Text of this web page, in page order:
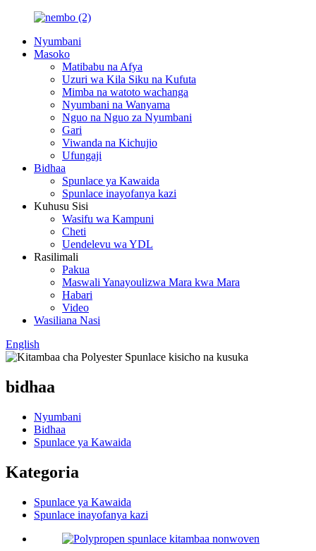
Nyumbani
Masoko
Matibabu na Afya
Uzuri wa Kila Siku na Kufuta
Mimba na watoto wachanga
Nyumbani na Wanyama
Nguo na Nguo za Nyumbani
Gari
Viwanda na Kichujio
Ufungaji
Bidhaa
Spunlace ya Kawaida
Spunlace inayofanya kazi
Kuhusu Sisi
Wasifu wa Kampuni
Cheti
Uendelevu wa YDL
Rasilimali
Pakua
Maswali Yanayoulizwa Mara kwa Mara
Habari
Video
Wasiliana Nasi
English
bidhaa
Nyumbani
Bidhaa
Spunlace ya Kawaida
Kategoria
Spunlace ya Kawaida
Spunlace inayofanya kazi